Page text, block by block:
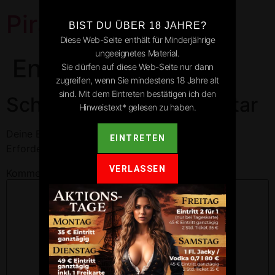
Pirates Park
Endingen
Schreibe einen Kommentar
Deine E-Mail-Adresse wird nicht veröffentlicht.
BIST DU ÜBER 18 JAHRE?
Diese Web-Seite enthält für Minderjährige
ungeeignetes Material.
Sie dürfen auf diese Web-Seite nur dann
zugreifen, wenn Sie mindestens 18 Jahre alt
sind. Mit dem Eintreten bestätigen ich den
Hinweistext* gelesen zu haben.
EINTRETEN
VERLASSEN